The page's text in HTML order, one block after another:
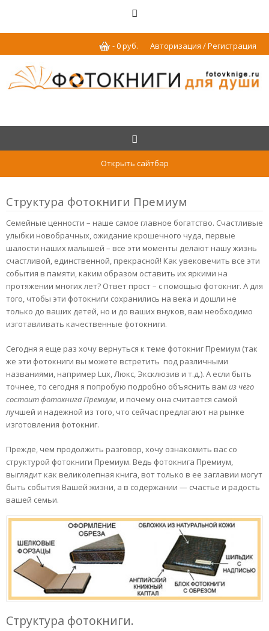
Авторизация / Регистрация
-0руб.
Открыть сайтбар
Структура фотокниги Премиум
Семейные ценности – наше самое главное богатство. Счастливые
улыбки новобрачных, ожидание крошечного чуда, первые
шалости наших малышей – все эти моменты делают нашу жизнь
счастливой, единственной, прекрасной! Как увековечить все эти
события в памяти, каким образом оставить их яркими на
протяжении многих лет? Ответ прост – с помощью фотокниг. А для
того, чтобы эти фотокниги сохранились на века и дошли не
только до ваших детей, но и до ваших внуков, вам необходимо
изготавливать качественные фотокниги.
Сегодня я еще раз хочу вернуться к теме фотокниг Премиум (так
же эти фотокниги вы можете встретить под различными
названиями, например Lux, Люкс, Эксклюзив и т.д.). А если быть
точнее, то сегодня я попробую подробно объяснить вам из чего
состоит фотокнига Премиум, и почему она считается самой
лучшей и надежной из того, что сейчас предлагают на рынке
изготовления фотокниг.
Прежде, чем продолжить разговор, хочу ознакомить вас со
структурой фотокниги Премиум. Ведь фотокнига Премиум,
выглядит как великолепная книга, вот только в ее заглавии могут
быть события Вашей жизни, а в содержании — счастье и радость
вашей семьи.
Структура фотокниги.